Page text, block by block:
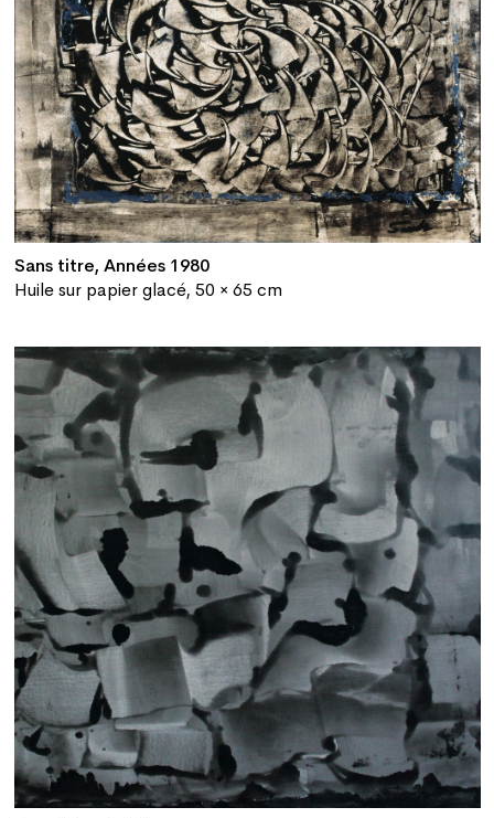
Sans titre, Années 1980
Huile sur papier glacé, 50 × 65 cm